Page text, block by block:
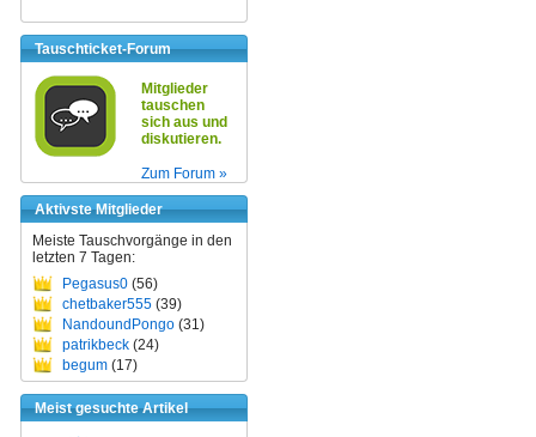
Tauschticket-Forum
Mitglieder
tauschen
sich aus und
diskutieren.
Zum Forum »
Aktivste Mitglieder
Meiste Tauschvorgänge in den
letzten 7 Tagen:
Pegasus0 (56)
chetbaker555 (39)
NandoundPongo (31)
patrikbeck (24)
begum (17)
Meist gesuchte Artikel